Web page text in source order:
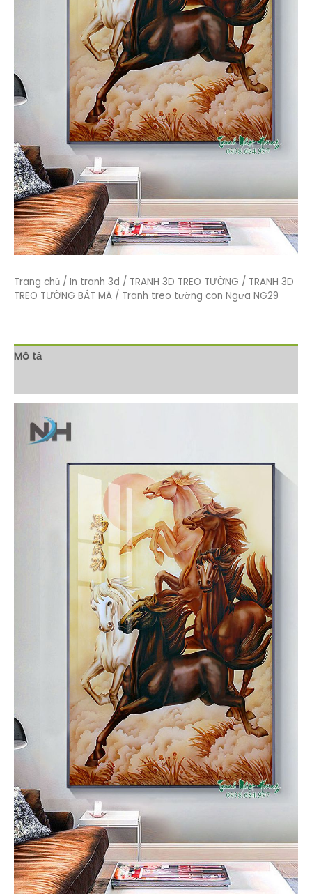
Trang chủ / In tranh 3d / TRANH 3D TREO TƯỜNG / TRANH 3D
TREO TƯỜNG BÁT MÃ / Tranh treo tường con Ngựa NG29
Mô tả